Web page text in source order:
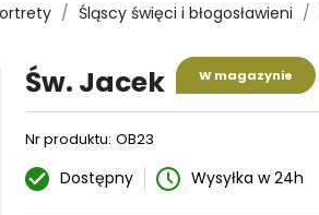
Śląscy święci i błogosławieni
Św. Jacek W magazynie
Nr produktu: OB23
Dostępny Wysyłka w 24h